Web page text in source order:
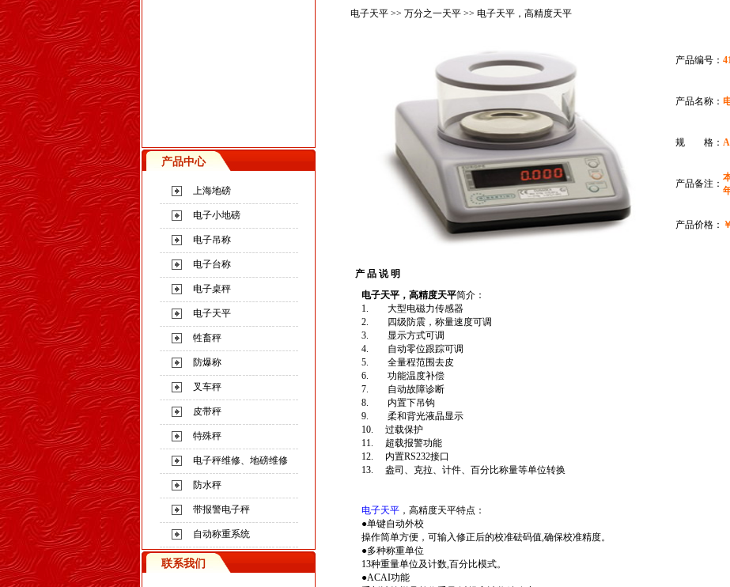
产品中心
上海地磅
电子小地磅
电子吊称
电子台称
电子桌秤
电子天平
牲畜秤
防爆称
叉车秤
皮带秤
特殊秤
电子秤维修、地磅维修
防水秤
带报警电子秤
自动称重系统
联系我们
电子天平>> 万分之一天平>> 电子天平，高精度天平
产品编号：
产品名称：
规 格：
产品备注：
产品价格：
产 品 说 明
电子天平，高精度天平简介：
1. 大型电磁力传感器
2. 四级防震，称量速度可调
3. 显示方式可调
4. 自动零位跟踪可调
5. 全量程范围去皮
6. 功能温度补偿
7. 自动故障诊断
8. 内置下吊钩
9. 柔和背光液晶显示
10. 过载保护
11. 超载报警功能
12. 内置RS232接口
13. 盎司、克拉、计件、百分比称量等单位转换
电子天平 ，高精度天平特点：
●单键自动外校
操作简单方便，可输入修正后的校准砝码值,确保校准精度。
●多种称重单位
13种重量单位及计数,百分比模式。
●ACAI功能